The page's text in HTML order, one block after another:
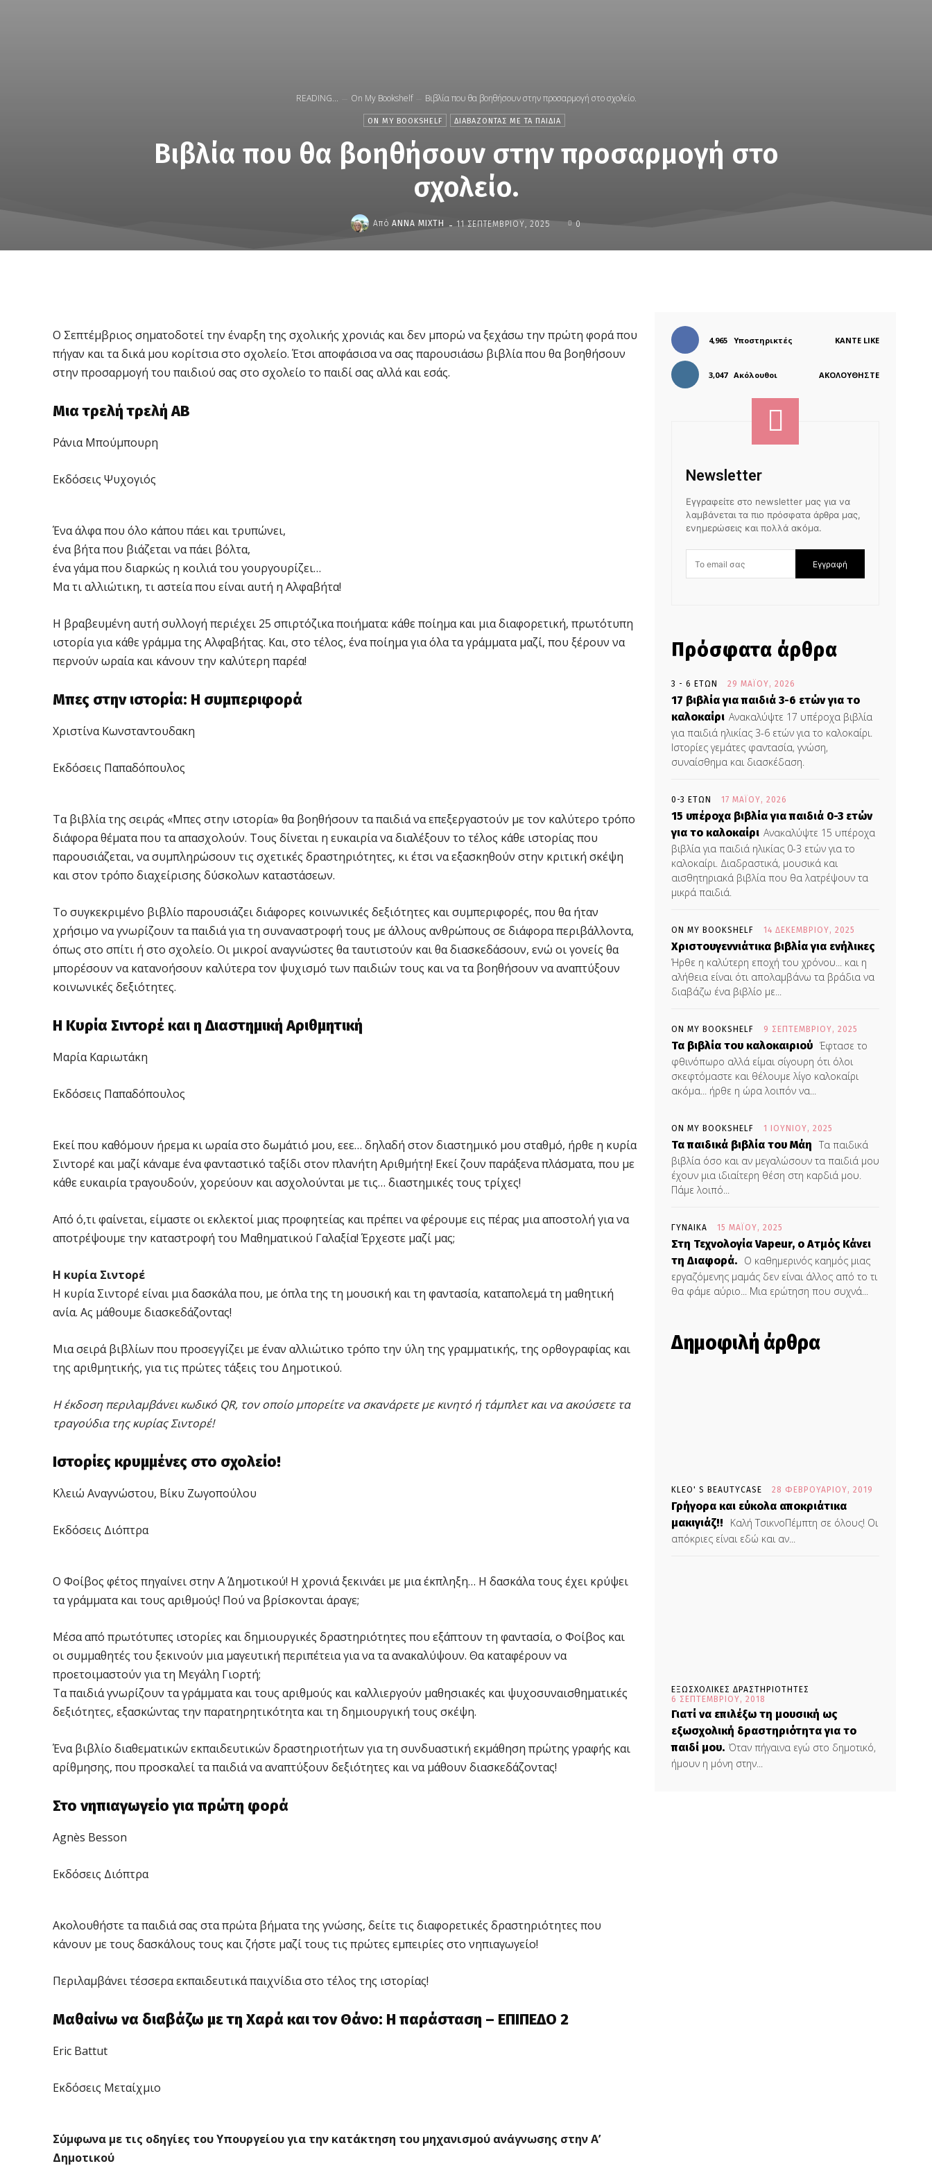
READING... On My Bookshelf Βιβλία που θα βοηθήσουν στην προσαρμογή στο σχολείο.
ON MY BOOKSHELF ΔΙΑΒΑΖΟΝΤΑΣ ΜΕ ΤΑ ΠΑΙΔΙΑ
Βιβλία που θα βοηθήσουν στην προσαρμογή στο
σχολείο.
Από ΆΝΝΑ ΜΊΧΤΗ - 11 ΣΕΠΤΕΜΒΡΊΟΥ, 2025 0
Ο Σεπτέμβριος σηματοδοτεί την έναρξη της σχολικής χρονιάς και δεν μπορώ να ξεχάσω την πρώτη φορά που
πήγαν και τα δικά μου κορίτσια στο σχολείο. Έτσι αποφάσισα να σας παρουσιάσω βιβλία που θα βοηθήσουν
στην προσαρμογή του παιδιού σας στο σχολείο το παιδί σας αλλά και εσάς.
Μια τρελή τρελή ΑΒ
Ράνια Μπούμπουρη
Εκδόσεις Ψυχογιός
Ένα άλφα που όλο κάπου πάει και τρυπώνει,
ένα βήτα που βιάζεται να πάει βόλτα,
ένα γάμα που διαρκώς η κοιλιά του γουργουρίζει…
Μα τι αλλιώτικη, τι αστεία που είναι αυτή η Αλφαβήτα!
Η βραβευμένη αυτή συλλογή περιέχει 25 σπιρτόζικα ποιήματα: κάθε ποίημα και μια διαφορετική, πρωτότυπη
ιστορία για κάθε γράμμα της Αλφαβήτας. Και, στο τέλος, ένα ποίημα για όλα τα γράμματα μαζί, που ξέρουν να
περνούν ωραία και κάνουν την καλύτερη παρέα!
Μπες στην ιστορία: Η συμπεριφορά
Χριστίνα Κωνσταντουδακη
Εκδόσεις Παπαδόπουλος
Τα βιβλία της σειράς «Μπες στην ιστορία» θα βοηθήσουν τα παιδιά να επεξεργαστούν με τον καλύτερο τρόπο
διάφορα θέματα που τα απασχολούν. Τους δίνεται η ευκαιρία να διαλέξουν το τέλος κάθε ιστορίας που
παρουσιάζεται, να συμπληρώσουν τις σχετικές δραστηριότητες, κι έτσι να εξασκηθούν στην κριτική σκέψη
και στον τρόπο διαχείρισης δύσκολων καταστάσεων.
Το συγκεκριμένο βιβλίο παρουσιάζει διάφορες κοινωνικές δεξιότητες και συμπεριφορές, που θα ήταν
χρήσιμο να γνωρίζουν τα παιδιά για τη συναναστροφή τους με άλλους ανθρώπους σε διάφορα περιβάλλοντα,
όπως στο σπίτι ή στο σχολείο. Οι μικροί αναγνώστες θα ταυτιστούν και θα διασκεδάσουν, ενώ οι γονείς θα
μπορέσουν να κατανοήσουν καλύτερα τον ψυχισμό των παιδιών τους και να τα βοηθήσουν να αναπτύξουν
κοινωνικές δεξιότητες.
Η Κυρία Σιντορέ και η Διαστημική Αριθμητική
Μαρία Καριωτάκη
Εκδόσεις Παπαδόπουλος
Εκεί που καθόμουν ήρεμα κι ωραία στο δωμάτιό μου, εεε… δηλαδή στον διαστημικό μου σταθμό, ήρθε η κυρία
Σιντορέ και μαζί κάναμε ένα φανταστικό ταξίδι στον πλανήτη Αριθμήτη! Εκεί ζουν παράξενα πλάσματα, που με
κάθε ευκαιρία τραγουδούν, χορεύουν και ασχολούνται με τις… διαστημικές τους τρίχες!
Από ό,τι φαίνεται, είμαστε οι εκλεκτοί μιας προφητείας και πρέπει να φέρουμε εις πέρας μια αποστολή για να
αποτρέψουμε την καταστροφή του Μαθηματικού Γαλαξία! Έρχεστε μαζί μας;
Η κυρία Σιντορέ
Η κυρία Σιντορέ είναι μια δασκάλα που, με όπλα της τη μουσική και τη φαντασία, καταπολεμά τη μαθητική
ανία. Ας μάθουμε διασκεδάζοντας!
Μια σειρά βιβλίων που προσεγγίζει με έναν αλλιώτικο τρόπο την ύλη της γραμματικής, της ορθογραφίας και
της αριθμητικής, για τις πρώτες τάξεις του Δημοτικού.
Η έκδοση περιλαμβάνει κωδικό QR, τον οποίο μπορείτε να σκανάρετε με κινητό ή τάμπλετ και να ακούσετε τα
τραγούδια της κυρίας Σιντορέ!
Ιστορίες κρυμμένες στο σχολείο!
Κλειώ Αναγνώστου, Βίκυ Ζωγοπούλου
Εκδόσεις Διόπτρα
Ο Φοίβος φέτος πηγαίνει στην Α΄ Δημοτικού! Η χρονιά ξεκινάει με μια έκπληξη… Η δασκάλα τους έχει κρύψει
τα γράμματα και τους αριθμούς! Πού να βρίσκονται άραγε;
Μέσα από πρωτότυπες ιστορίες και δημιουργικές δραστηριότητες που εξάπτουν τη φαντασία, ο Φοίβος και
οι συμμαθητές του ξεκινούν μια μαγευτική περιπέτεια για να τα ανακαλύψουν. Θα καταφέρουν να
προετοιμαστούν για τη Μεγάλη Γιορτή;
Τα παιδιά γνωρίζουν τα γράμματα και τους αριθμούς και καλλιεργούν μαθησιακές και ψυχοσυναισθηματικές
δεξιότητες, εξασκώντας την παρατηρητικότητα και τη δημιουργική τους σκέψη.
Ένα βιβλίο διαθεματικών εκπαιδευτικών δραστηριοτήτων για τη συνδυαστική εκμάθηση πρώτης γραφής και
αρίθμησης, που προσκαλεί τα παιδιά να αναπτύξουν δεξιότητες και να μάθουν διασκεδάζοντας!
Στο νηπιαγωγείο για πρώτη φορά
Agnès Besson
Εκδόσεις Διόπτρα
Ακολουθήστε τα παιδιά σας στα πρώτα βήματα της γνώσης, δείτε τις διαφορετικές δραστηριότητες που
κάνουν με τους δασκάλους τους και ζήστε μαζί τους τις πρώτες εμπειρίες στο νηπιαγωγείο!
Περιλαμβάνει τέσσερα εκπαιδευτικά παιχνίδια στο τέλος της ιστορίας!
Μαθαίνω να διαβάζω με τη Χαρά και τον Θάνο: Η παράσταση – ΕΠΙΠΕΔΟ 2
Eric Battut
Εκδόσεις Μεταίχμιο
Σύμφωνα με τις οδηγίες του Υπουργείου για την κατάκτηση του μηχανισμού ανάγνωσης στην Α’
Δημοτικού
4,965 Υποστηρικτές ΚΆΝΤΕ LIKE
3,047 Ακόλουθοι ΑΚΟΛΟΥΘΉΣΤΕ
Newsletter
Εγγραφείτε στο newsletter μας για να
λαμβάνεται τα πιο πρόσφατα άρθρα μας,
ενημερώσεις και πολλά ακόμα.
Εγγραφή
Πρόσφατα άρθρα
3 - 6 ΕΤΏΝ 29 ΜΑΪ́ΟΥ, 2026
17 βιβλία για παιδιά 3-6 ετών για το
καλοκαίρι Ανακαλύψτε 17 υπέροχα βιβλία
για παιδιά ηλικίας 3-6 ετών για το καλοκαίρι.
Ιστορίες γεμάτες φαντασία, γνώση,
συναίσθημα και διασκέδαση.
0-3 ΕΤΏΝ 17 ΜΑΪ́ΟΥ, 2026
15 υπέροχα βιβλία για παιδιά 0-3 ετών
για το καλοκαίρι Ανακαλύψτε 15 υπέροχα
βιβλία για παιδιά ηλικίας 0-3 ετών για το
καλοκαίρι. Διαδραστικά, μουσικά και
αισθητηριακά βιβλία που θα λατρέψουν τα
μικρά παιδιά.
ON MY BOOKSHELF 14 ΔΕΚΕΜΒΡΊΟΥ, 2025
Χριστουγεννιάτικα βιβλία για ενήλικες
Ήρθε η καλύτερη εποχή του χρόνου... και η
αλήθεια είναι ότι απολαμβάνω τα βράδια να
διαβάζω ένα βιβλίο με...
ON MY BOOKSHELF 9 ΣΕΠΤΕΜΒΡΊΟΥ, 2025
Τα βιβλία του καλοκαιριού Έφτασε το
φθινόπωρο αλλά είμαι σίγουρη ότι όλοι
σκεφτόμαστε και θέλουμε λίγο καλοκαίρι
ακόμα... ήρθε η ώρα λοιπόν να...
ON MY BOOKSHELF 1 ΙΟΥΝΊΟΥ, 2025
Τα παιδικά βιβλία του Μάη Τα παιδικά
βιβλία όσο και αν μεγαλώσουν τα παιδιά μου
έχουν μια ιδιαίτερη θέση στη καρδιά μου.
Πάμε λοιπό...
ΓΥΝΑΙΚΑ 15 ΜΑΪ́ΟΥ, 2025
Στη Τεχνολογία Vapeur, o Ατμός Κάνει
τη Διαφορά. Ο καθημερινός καημός μιας
εργαζόμενης μαμάς δεν είναι άλλος από το τι
θα φάμε αύριο... Μια ερώτηση που συχνά...
Δημοφιλή άρθρα
KLEO' S BEAUTYCASE 28 ΦΕΒΡΟΥΑΡΊΟΥ, 2019
Γρήγορα και εύκολα αποκριάτικα
μακιγιάζ!!
Καλή ΤσικνοΠέμπτη σε όλους! Οι
απόκριες είναι εδώ και αν...
ΕΞΩΣΧΟΛΙΚΕΣ ΔΡΑΣΤΗΡΙΟΤΗΤΕΣ
6 ΣΕΠΤΕΜΒΡΊΟΥ, 2018
Γιατί να επιλέξω τη μουσική ως
εξωσχολική δραστηριότητα για το
παιδί μου. Όταν πήγαινα εγώ στο δημοτικό,
ήμουν η μόνη στην...